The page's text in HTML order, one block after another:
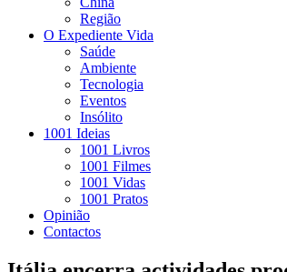
Região
O Expediente Vida
Saúde
Ambiente
Tecnologia
Eventos
Insólito
1001 Ideias
1001 Livros
1001 Filmes
1001 Vidas
1001 Pratos
Opinião
Contactos